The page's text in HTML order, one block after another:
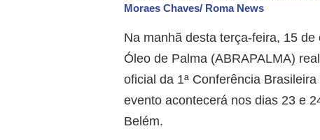
Moraes Chaves/ Roma News
Na manhã desta terça-feira, 15
Óleo de Palma (ABRAPALMA)
oficial da 1ª Conferência
evento acontecerá nos dias 23 e
Belém.